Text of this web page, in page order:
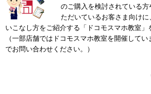
のご購入を検討されている
ただいているお客さま向け
いこなし方をご紹介する「ドコモスマホ教室」
（一部店舗ではドコモスマホ教室を開催してい
でお問い合わせください。）